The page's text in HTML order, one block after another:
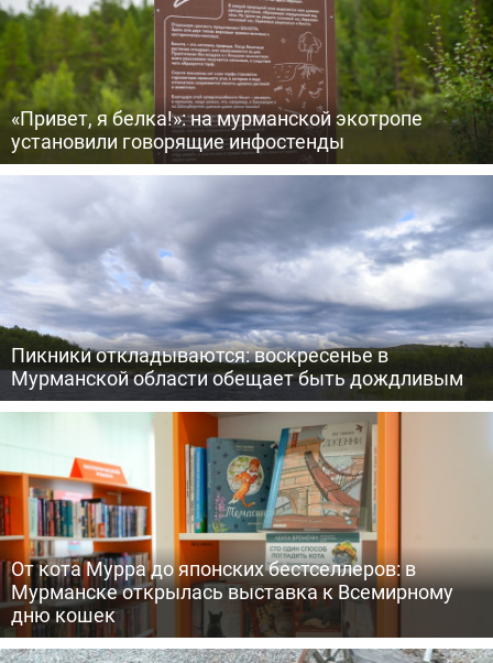
«Привет, я белка!»: на мурманской экотропе
установили говорящие инфостенды
Пикники откладываются: воскресенье в
Мурманской области обещает быть дождливым
От кота Мурра до японских бестселлеров: в
Мурманске открылась выставка к Всемирному
дню кошек